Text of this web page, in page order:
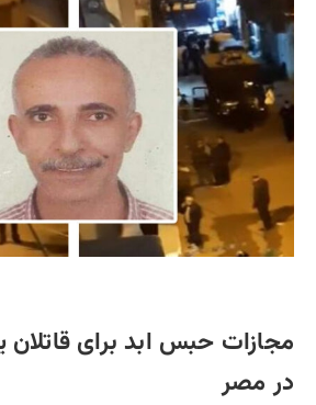
مجازات حبس ابد برای
در مصر